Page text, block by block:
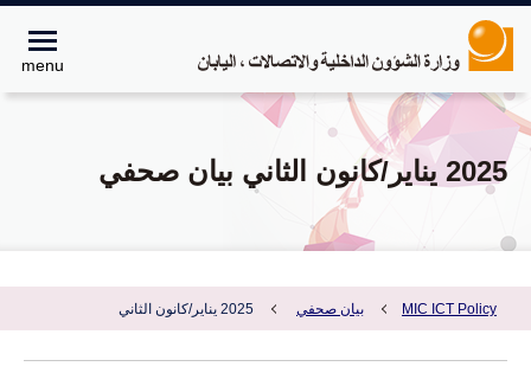
menu
MIC ICT Policy بيان صحفي 2025 يناير/كانون الثاني
2025 يناير/كانون الثاني بيان صحفي